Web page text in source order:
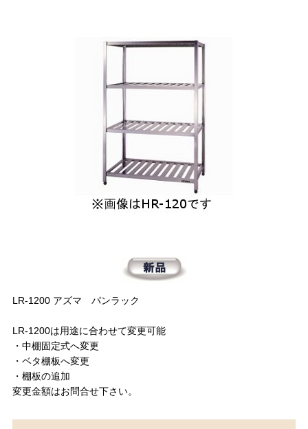
LR-1200 アズマ パンラック
LR-1200は用途に合わせて変更可能
・中棚固定式へ変更
・ベタ棚板へ変更
・棚板の追加
変更金額はお問合せ下さい。